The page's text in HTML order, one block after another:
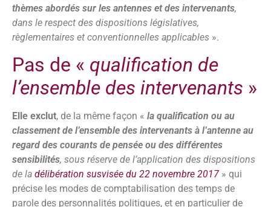
thèmes abordés sur les antennes et des intervenants,
dans le respect des dispositions législatives,
règlementaires et conventionnelles applicables ».
Pas de « qualification de
l’ensemble des intervenants »
Elle exclut, de la même façon « la qualification ou au
classement de l’ensemble des intervenants à l’antenne au
regard des courants de pensée ou des différentes
sensibilités, sous réserve de l’application des dispositions
de la délibération susvisée du 22 novembre 2017 » qui
précise les modes de comptabilisation des temps de
parole des personnalités politiques, et en particulier de